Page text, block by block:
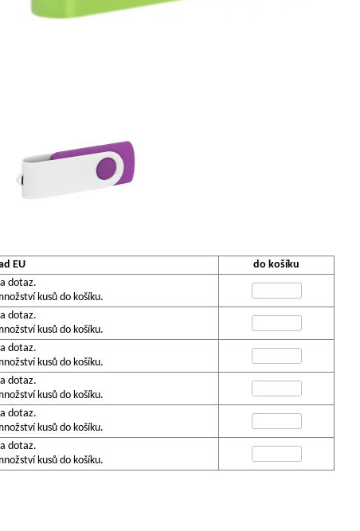
EU do košíku
dotaz.
kusů do košíku.
dotaz.
kusů do košíku.
dotaz.
kusů do košíku.
dotaz.
kusů do košíku.
dotaz.
kusů do košíku.
dotaz.
kusů do košíku.